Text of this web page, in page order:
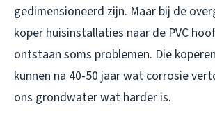
gedimensioneerd zijn. Maar bij de
koper huisinstallaties naar de PVC
ontstaan soms problemen. Die
kunnen na 40-50 jaar wat corrosie
ons grondwater wat harder is.